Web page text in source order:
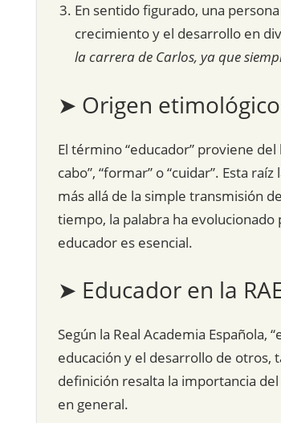
En sentido figurado, una
crecimiento y el desarrollo en
la carrera de Carlos, ya que
➤ Origen
El término “educador” proviene del
cabo”, “formar” o “cuidar”. Esta
más allá de la simple transmisión
tiempo, la palabra ha
educador es esencial.
➤ Educador en la
Según la Real Academia Española,
educación y el desarrollo de otros,
definición resalta la importancia
en general.